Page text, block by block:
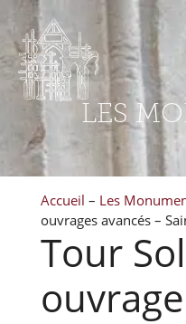
LES
Accueil – Les
ouvrages avancés –
Tour